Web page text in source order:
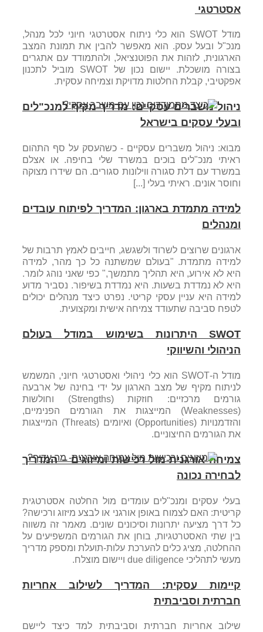
אסטרטגי
מודל SWOT הוא כלי ניתוח אסטרטגי חיוני לכל מנהל,
מנכ"ל ובעל עסק. הוא מאפשר להבין את תמונת המצב
הארגונית, לזהות את הפוטנציאל, ולהתמודד עם אתגרים
בצורה מושכלת. יישום נכון של SWOT מוביל לתכנון
אפקטיבי, קבלת החלטות מדויקת וצמיחה עסקית.
ניהול משברים עסקיים: מדריך מקיף למנכ"לים
ובעלי עסקים בישראל
מבוא: ניהול משברים עסקיים - כשהעסק על סף התהום
ראיתי מנכ"לים בוכים במשרד שלי בחיפה. או אצלם
במשרד עם דלת סגורה ווילונות סגורים. הם שידרו מצוקה
וחוסר אונים. ראיתי בעלי [...]
למידה מתמדת בארגון: המדריך לפיתוח עובדים
ומנהלים
ארגונים שרוצים לשרוד ולשגשג, חייבים לאמץ תרבות של
למידה מתמדת. "בעולם שמשתנה כל כך מהר, למידה
היא לא אירוע, היא תהליך מתמשך," כפי שאני נוהג לומר.
היא לא נמדדת בשעות. היא נמדדת בשיפור. נסביר מדוע
למידה היא עניין עסקי קריטי. נפרט כיצד מנהלים יכולים
לטפח סביבה שתעודד צמיחה אישית ומקצועית.
SWOT היתרונות בשימוש במודל בעולם
הניהולי והשיווקי
מודל ה-SWOT הוא כלי ניהולי ואסטרטגי חיוני, המשמש
לניתוח מקיף של מצב הארגון על ידי בחינה של ארבעה
גורמים מרכזיים: חוזקות (Strengths) וחולשות
(Weaknesses) המייצגות את הגורמים הפנימיים,
והזדמנויות (Opportunities) ואיומים (Threats) המייצגות
את הגורמים החיצוניים.
צמיחה אורגנית מול רכישות ומיזוגים – המדריך
לבחירה נכונה
בעלי עסקים ומנכ"לים עומדים מול החלטה אסטרטגית
קריטית: האם לצמוח באופן אורגני או לבצע מיזוג ורכישה?
כל דרך מציעה יתרונות וסיכונים שונים. מאמר זה משווה
בין שתי האסטרטגיות, בוחן את הגורמים המשפיעים על
ההחלטה, מציג כלים להערכת עלות-תועלת ומספק מדריך
מעשי לתהליכי due diligence ויישום מוצלח.
קיימות עסקית: המדריך לשילוב אחריות
חברתית וסביבתית
שילוב אחריות חברתית וסביבתית למד כיצד ליישם